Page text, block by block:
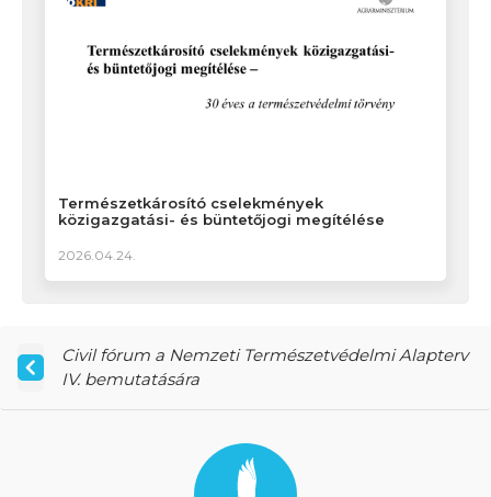
Természetkárosító cselekmények
közigazgatási- és büntetőjogi megítélése
2026.04.24.
Civil fórum a Nemzeti Természetvédelmi Alapterv
IV. bemutatására